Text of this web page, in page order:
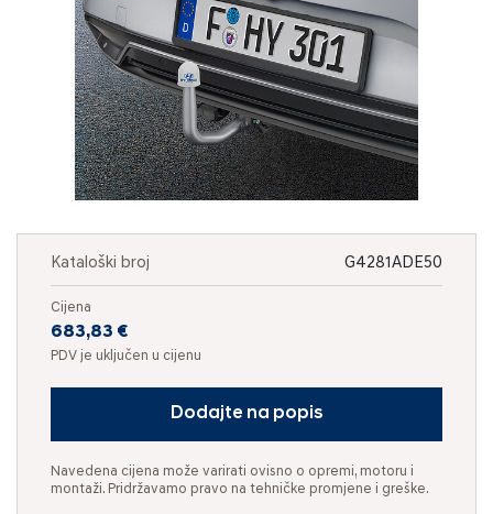
Kataloški broj G4281ADE50
Cijena
683,83 €
PDV je uključen u cijenu
Dodajte na popis
Navedena cijena može varirati ovisno o opremi, motoru i
montaži. Pridržavamo pravo na tehničke promjene i greške.